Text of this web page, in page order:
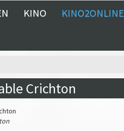
KINO KINO2ONLINE
Crichton